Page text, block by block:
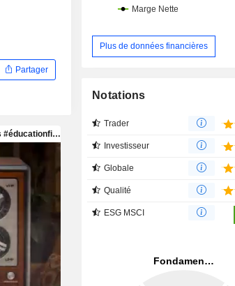
Partager
Plus de données financières
Notations
Trader
Investisseur
Globale
Qualité
ESG MSCI